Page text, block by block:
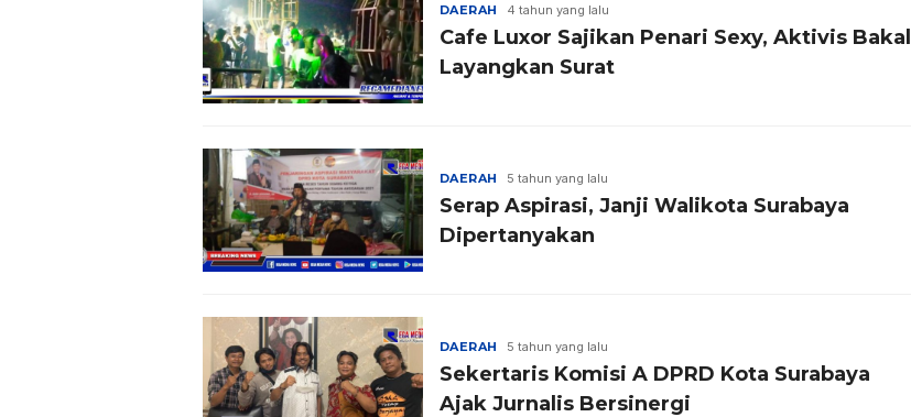
DAERAH 4 tahun yang lalu
Cafe Luxor Sajikan Penari Sexy, Aktivis Bakal
Layangkan Surat
DAERAH 5 tahun yang lalu
Serap Aspirasi, Janji Walikota Surabaya
Dipertanyakan
DAERAH 5 tahun yang lalu
Sekertaris Komisi A DPRD Kota Surabaya
Ajak Jurnalis Bersinergi